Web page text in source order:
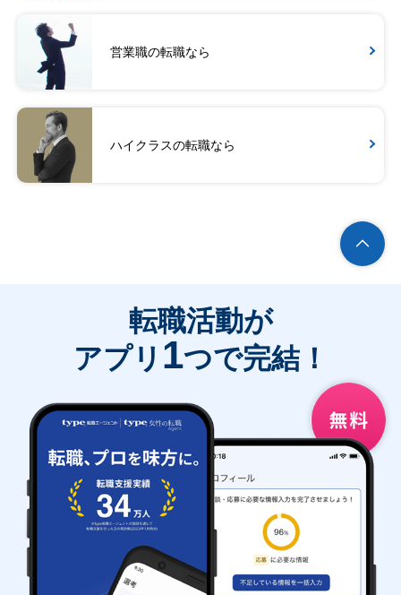
営業職の転職なら
ハイクラスの転職なら
転職活動が
アプリ 1つで完結！